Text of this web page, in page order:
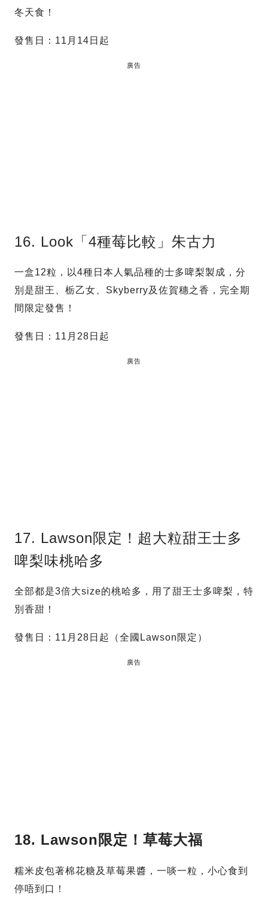
冬天食！
發售日：11月14日起
廣告
16. Look「4種莓比較」朱古力
一盒12粒，以4種日本人氣品種的士多啤梨製成，分
別是甜王、栃乙女、Skyberry及佐賀穗之香，完全期
間限定發售！
發售日：11月28日起
廣告
17. Lawson限定！超大粒甜王士多
啤梨味桃哈多
全部都是3倍大size的桃哈多，用了甜王士多啤梨，特
別香甜！
發售日：11月28日起（全國Lawson限定）
廣告
18. Lawson限定！草莓大福
糯米皮包著棉花糖及草莓果醬，一啖一粒，小心食到
停唔到口！